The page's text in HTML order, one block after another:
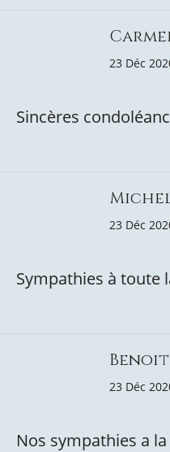
23 Déc
Sincères
23 Déc
Sympathies à toute
23 Déc
Nos sympathies a